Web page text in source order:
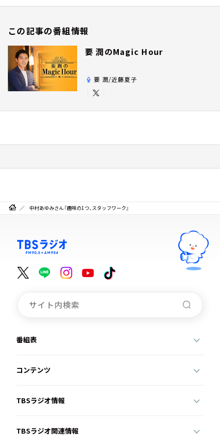
この記事の番組情報
要 潤のMagic Hour
要 潤/近藤夏子
中村あゆみさん『趣味の1つ、スタッフワーク』
番組表
コンテンツ
TBSラジオ情報
TBSラジオ関連情報